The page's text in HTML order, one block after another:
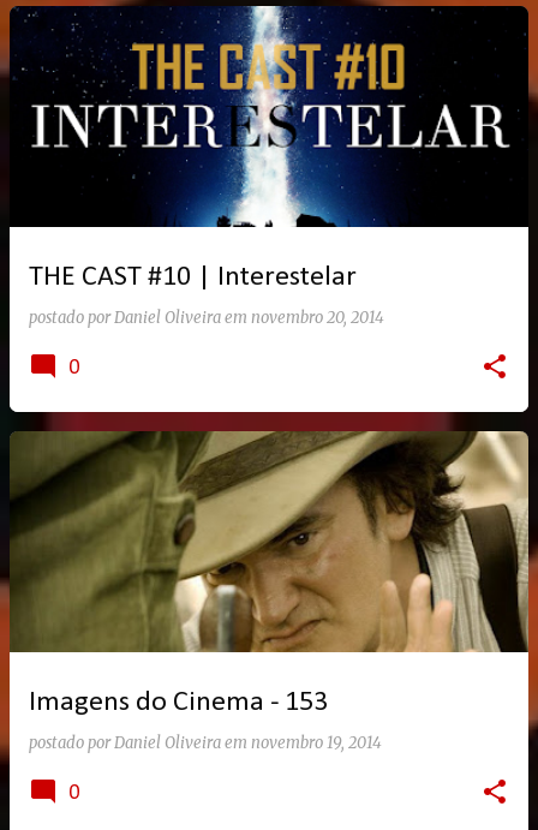
THE CAST #10 | Interestelar
postado porDaniel Oliveiraem novembro 20, 2014
0
Imagens do Cinema - 153
postado porDaniel Oliveiraem novembro 19, 2014
0